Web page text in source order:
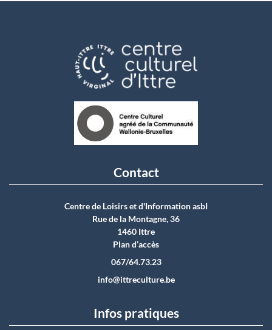
Contact
Centre de Loisirs et d'Information asbI
Rue de la Montagne, 36
1460 Ittre
Plan d’accès
067/64.73.23
info@ittreculture.be
Infos pratiques